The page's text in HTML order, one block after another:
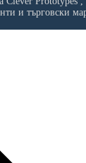
и търговски